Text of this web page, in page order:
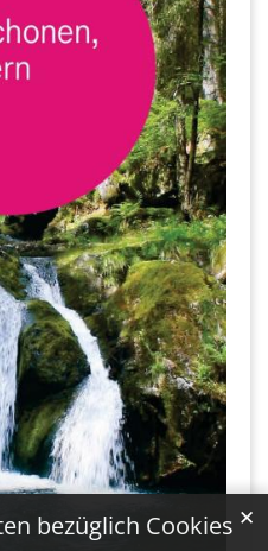
bezüglich Cookies ✕